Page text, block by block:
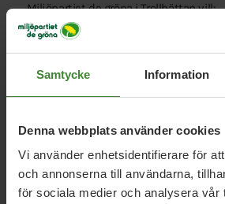
Samtycke Information
Denna webbplats använder cookies
Vi använder enhetsidentifierare för
och annonserna till användarna,
för sociala medier och analysera vår
Miljöpartiet de gröna i Trollhättan vill:
att göra Strandgatan bilfri, stoppa
syftar till att underlätta biltrafik i
bilen inte är förstahandsvalet för
Att Trollhättan inför kostnadsfria
upp till 19 år för att skapa
och göra hela staden tillgänglig.